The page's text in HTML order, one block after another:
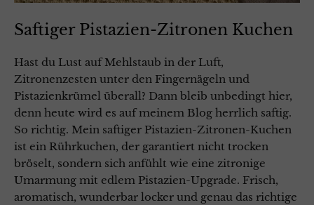
Saftiger Pistazien-Zitronen Kuchen
Hast du Lust auf Mehlstaub in der Luft,
Zitronenzesten unter den Fingernägeln und
Pistazienkrümel überall? Dann bleib unbedingt hier,
denn heute wird es auf meinem Blog herrlich saftig.
So richtig. Mein saftiger Pistazien-Zitronen-Kuchen
ist ein Rührkuchen, der garantiert nicht trocken
bröselt, sondern sich anfühlt wie eine zitronige
Umarmung mit edlem Pistazien-Upgrade. Frisch,
aromatisch, wunderbar locker und genau das richtige